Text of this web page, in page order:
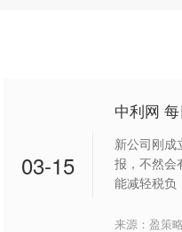
03-15
中利网
新公司刚成
报，不然会
能减轻税负
来源：盈策